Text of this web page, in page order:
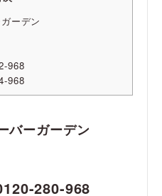
ーデン
968
968
バーガーデン
280-968